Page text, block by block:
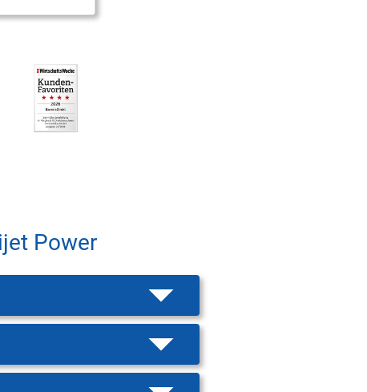
Power